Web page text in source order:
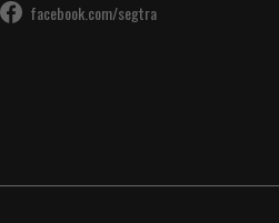
facebook.com/segtra